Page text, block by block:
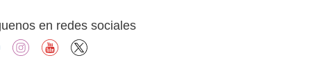
en redes sociales
facebookinstagramyoutube